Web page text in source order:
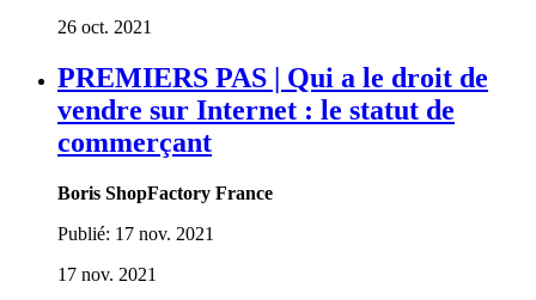
26 oct. 2021
PREMIERS PAS | Qui a le droit de
vendre sur Internet : le statut de
commerçant
Boris ShopFactory France
Publié: 17 nov. 2021
17 nov. 2021